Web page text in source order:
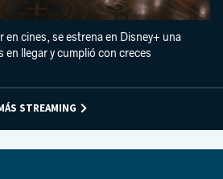
en cines, se estrena en Disney+ una
en llegar y cumplió con creces
STREAMING